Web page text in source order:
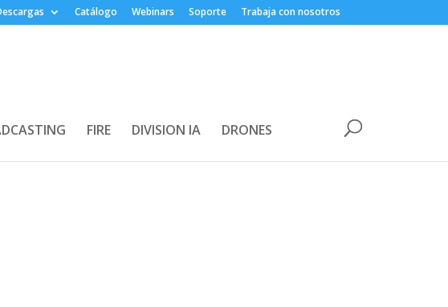
Catálogo Webinars Soporte Trabaja con nosotros
FIRE DIVISION IA DRONES